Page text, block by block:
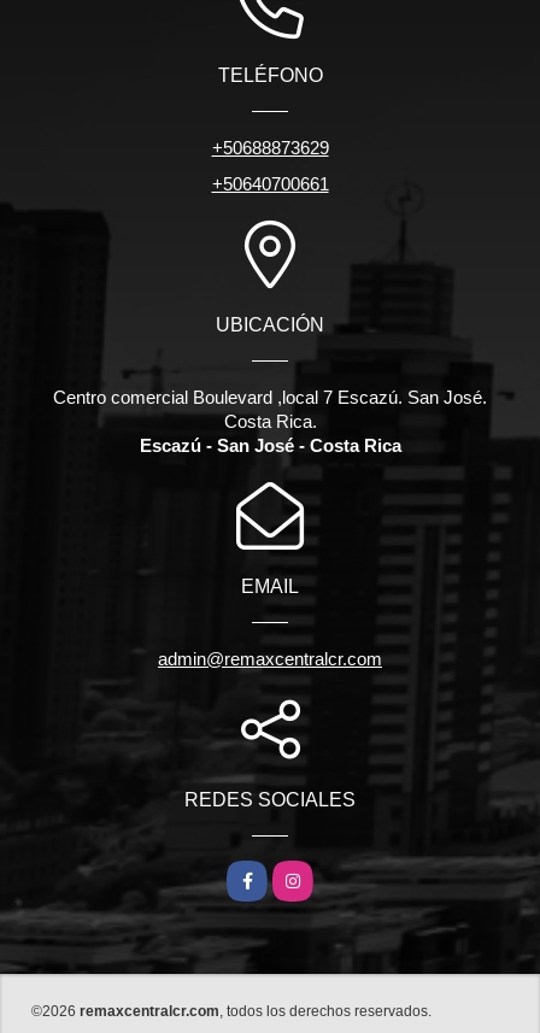
TELÉFONO
+50688873629
+50640700661
UBICACIÓN
Centro comercial Boulevard ,local 7 Escazú. San José.
Costa Rica.
Escazú - San José - Costa Rica
EMAIL
admin@remaxcentralcr.com
REDES SOCIALES
FacebookInstagram
©2026 remaxcentralcr.com, todos los derechos reservados.